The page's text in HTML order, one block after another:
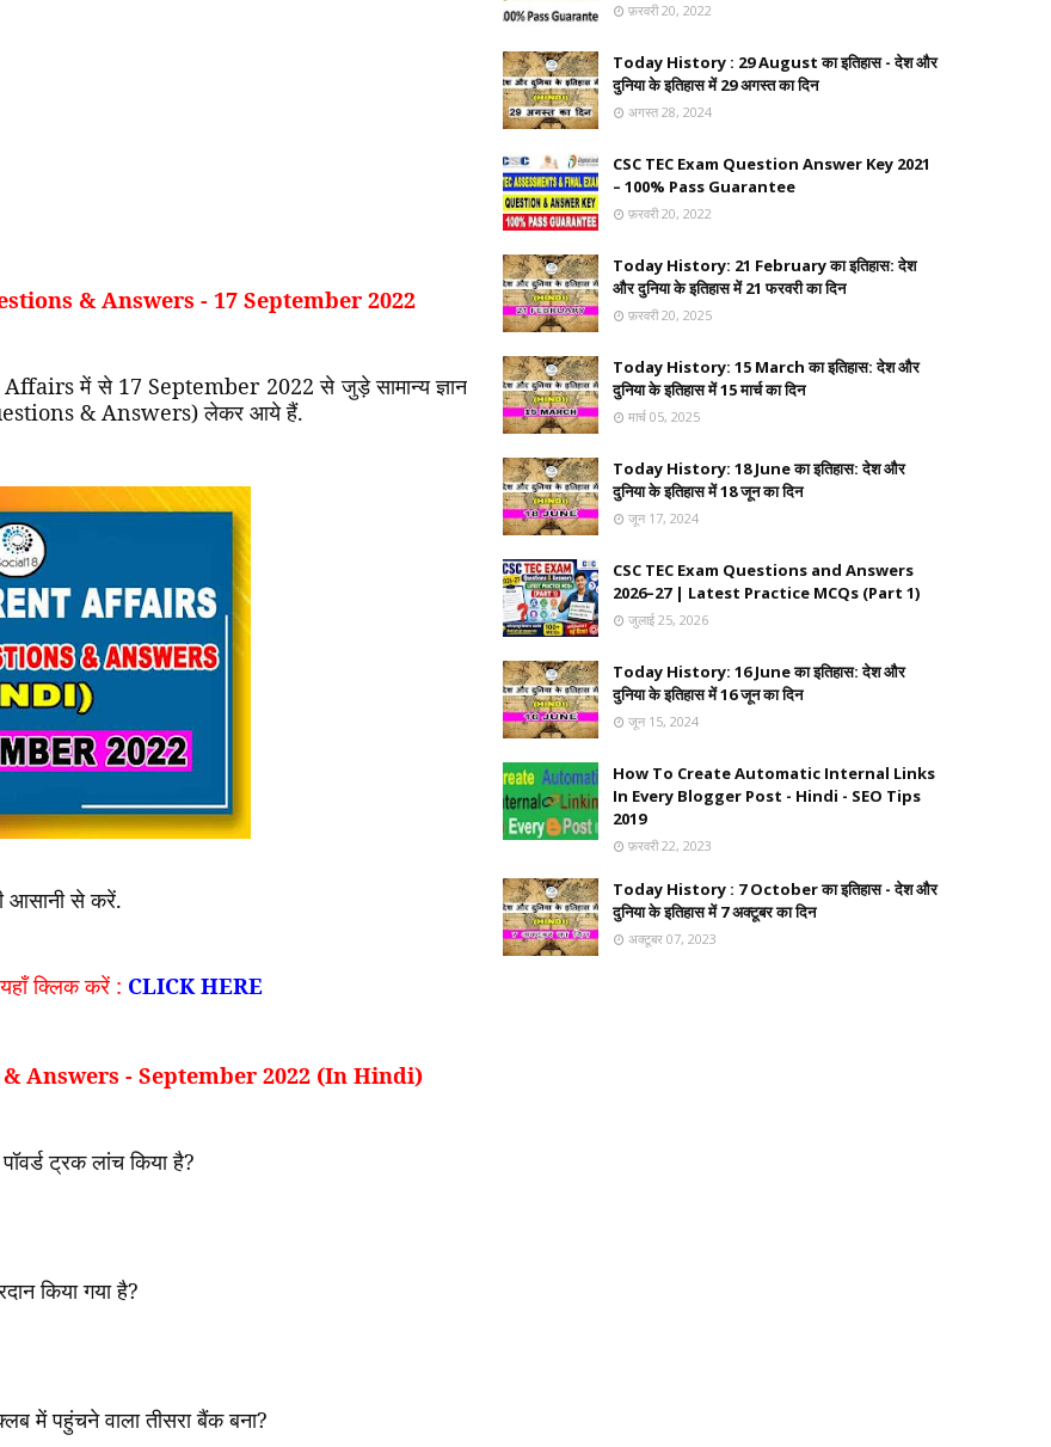
& Answers - 17 September 2022
Affairsमें से 17 September 2022से जुड़े सामान्य ज्ञान
& Answers) लेकर आये हैं.
आसानी से करें.
क्लिक करें : CLICK HERE
Answers - September 2022 (In Hindi)
पॉवर्ड ट्रक लांच किया है?
किया गया है?
में पहुंचने वाला तीसरा बैंक बना?
फ़रवरी 20, 2022
Today History : 29 August का इतिहास - देश और
दुनिया के इतिहास में 29 अगस्त का दिन
अगस्त 28, 2024
CSC TEC Exam Question Answer Key 2021
– 100% Pass Guarantee
फ़रवरी 20, 2022
Today History: 21 February का इतिहास: देश
और दुनिया के इतिहास में 21 फरवरी का दिन
फ़रवरी 20, 2025
Today History: 15 March का इतिहास: देश और
दुनिया के इतिहास में 15 मार्च का दिन
मार्च 05, 2025
Today History: 18 June का इतिहास: देश और
दुनिया के इतिहास में 18 जून का दिन
जून 17, 2024
CSC TEC Exam Questions and Answers
2026–27 | Latest Practice MCQs (Part 1)
जुलाई 25, 2026
Today History: 16 June का इतिहास: देश और
दुनिया के इतिहास में 16 जून का दिन
जून 15, 2024
How To Create Automatic Internal Links
In Every Blogger Post - Hindi - SEO Tips
2019
फ़रवरी 22, 2023
Today History : 7 October का इतिहास - देश और
दुनिया के इतिहास में 7 अक्टूबर का दिन
अक्टूबर 07, 2023